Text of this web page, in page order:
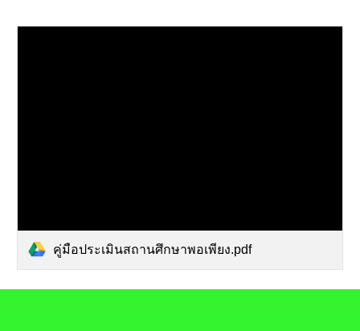
คู่มือประเมินสถานศึกษาพอเพียง.pdf